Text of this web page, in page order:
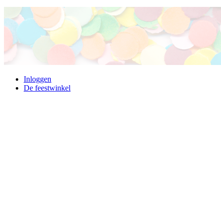
Inloggen
De feestwinkel